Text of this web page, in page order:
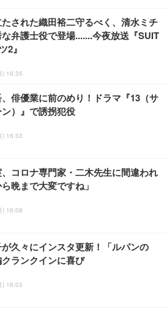
された織田裕二守るべく、清水ミチ
弁護士役で登場.......今夜放送『SUIT
2』
) 16:35
俳優業に前のめり！ドラマ『13（サ
）』で誘拐犯役
) 16:33
コロナ専門家・二木先生に間違われ
晩まで大変ですね」
) 16:08
久々にインスタ更新！「ルパンの
ランクインに喜び
) 16:03